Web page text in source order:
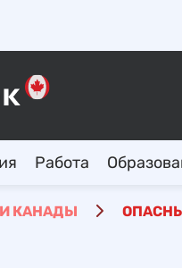
Работа
КАНАДЫ